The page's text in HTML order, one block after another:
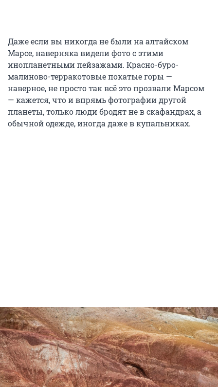
Даже если вы никогда не были на алтайском
Марсе, наверняка видели фото с этими
инопланетными пейзажами. Красно-буро-
малиново-терракотовые покатые горы —
наверное, не просто так всё это прозвали Марсом
— кажется, что и впрямь фотографии другой
планеты, только люди бродят не в скафандрах, а
обычной одежде, иногда даже в купальниках.